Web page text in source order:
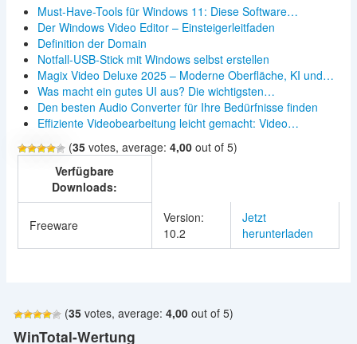
Must-Have-Tools für Windows 11: Diese Software…
Der Windows Video Editor – Einsteigerleitfaden
Definition der Domain
Notfall-USB-Stick mit Windows selbst erstellen
Magix Video Deluxe 2025 – Moderne Oberfläche, KI und…
Was macht ein gutes UI aus? Die wichtigsten…
Den besten Audio Converter für Ihre Bedürfnisse finden
Effiziente Videobearbeitung leicht gemacht: Video…
(35votes, average: 4,00out of 5)
Verfügbare
Downloads:
Freeware
Version:
10.2
Jetzt
herunterladen
(35votes, average: 4,00out of 5)
WinTotal-Wertung